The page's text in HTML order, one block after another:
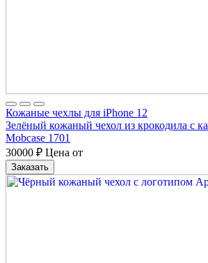
Кожаные чехлы для iPhone 12
Зелёный кожаный чехол из крокодила с
Mobcase 1701
30000 ₽ Цена от
Заказать